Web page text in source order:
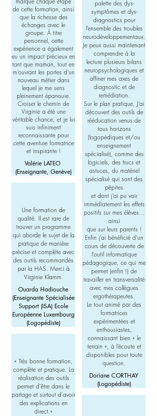
de cette formation, ainsi
que la richesse des
échanges avec le
groupe. À titre
personnel, cette
expérience a également
eu un impact précieux en
tant que maman, tout en
m’ouvrant les portes d’un
nouveau métier dans
lequel je me sens
pleinement épanouie.
Croiser le chemin de
Virginie a été une
véritable chance, et je lui
suis infiniment
reconnaissante pour
cette aventure formatrice
et inspirante !
Valérie LATEO
(Enseignante, Genève)
Une formation de
qualité. Il est rare de
trouver un programme
qui aborde le sujet de la
pratique de manière
précise et complète avec
des outils recommandés
par la HAS. Merci à
Virginie Klamm.
Ouarda Hadiouche
(Enseignante Spécialisée
Support (ISA) Ecole
Européenne Luxembourg
(Logopédiste)
« Très bonne formation,
complète et pratique. La
réalisation des outils
permet d'être dans le
partage et surtout d'avoir
des explications en
direct.»
palette des dys-
symptômes et dys-
diagnostics pour
l’ensemble des troubles
neurodéveloppementaux.
Je peux aussi maintenant
comprendre à la
lecture plusieurs bilans
neuropsychologiques et
affiner mes axes de
diagnostic et de
remédiation.
Sur le plan pratique, J’ai
découvert des outils de
rééducation venus de
tous horizons
(logopédiques et/ou
enseignement
spécialisé), comme des
logiciels, des trucs et
astuces, du matériel
spécialisé qui sont des
pépites
et dont j’ai pu voir
immédiatement les effets
positifs sur mes élèves…
ainsi
que sur leurs parents !
Enfin j’ai bénéficié d’un
cours de découverte de
l’outil informatique
pédagogique, ce qui me
permet (enfin !) de
travailler en transversalité
avec mes collègues
ergothérapeutes.
Le tout animé par des
formatrices
expérimentées et
enthousiastes,
connaissant bien « le
terrain », à l’écoute et
disponibles pour toute
question.
Doriane CORTHAY
(Logopédiste)